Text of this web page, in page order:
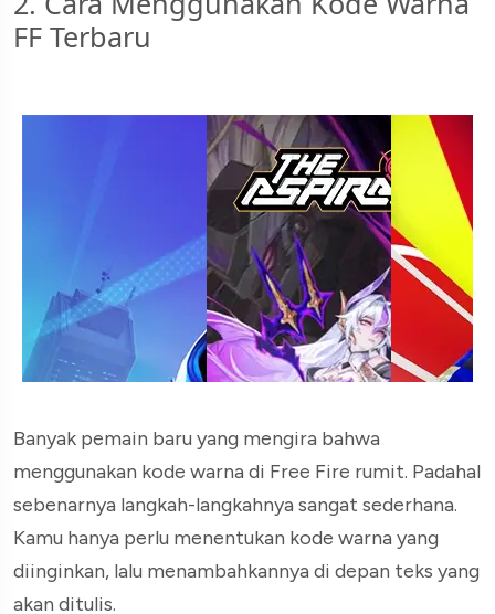
FF Terbaru
Banyak pemain baru yang mengira bahwa
menggunakan kode warna di Free Fire rumit. Padahal
sebenarnya langkah-langkahnya sangat sederhana.
Kamu hanya perlu menentukan kode warna yang
diinginkan, lalu menambahkannya di depan teks yang
akan ditulis.